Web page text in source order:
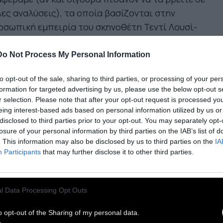
Not Process My Personal Information
opt-out of the sale, sharing to third parties, or processing of your
for targeted advertising by us, please use the below opt-out
selection. Please note that after your opt-out request is processed
interest-based ads based on personal information utilized by us
to third parties prior to your opt-out. You may separately
of your personal information by third parties on the IAB’s list of
This information may also be disclosed by us to third parties on the
Participants that may further disclose it to other third parties.
Data Processing Opt Outs
opt-out of the Sharing of my personal data.
αναλύσεις), τα οποία βασίζονται στην
εμπειρία του σκηνοθέτη Τεντί Λουσί-
του ζωή. Αν και ο ίδιος, όπως και ο
θα μπορούσε να καθαρίσει το όνομά του με
μία, όταν αυτό τελικά συμβαίνει χωρίς ο ίδιος
έχει αποφασίσει παρόλες τις πιέσεις - ακόμα
στην ανοιχτόμυαλη (;) παρισινή κοινωνία -
αντιμέτωπος με ακόμη περισσότερα
με το σχολείο και τον διευθυντή που
ο αυθεντικός τίτλος της ταινίας στα Γαλλικά),
συναδέλφους του (για πολλούς και
λόγους) και κυρίως με τους ανήλικους